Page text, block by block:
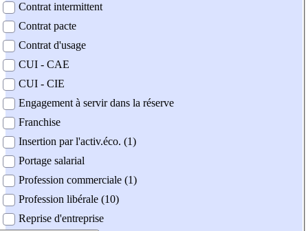
Contrat intermittent
Contrat pacte
Contrat d'usage
CUI - CAE
CUI - CIE
Engagement à servir dans la réserve
Franchise
Insertion par l'activ.éco. (1)
Portage salarial
Profession commerciale (1)
Profession libérale (10)
Reprise d'entreprise